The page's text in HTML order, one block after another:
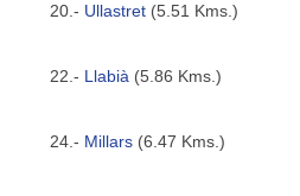
20.- Ullastret (5.51 Kms.)
22.- Llabià (5.86 Kms.)
24.- Millars (6.47 Kms.)